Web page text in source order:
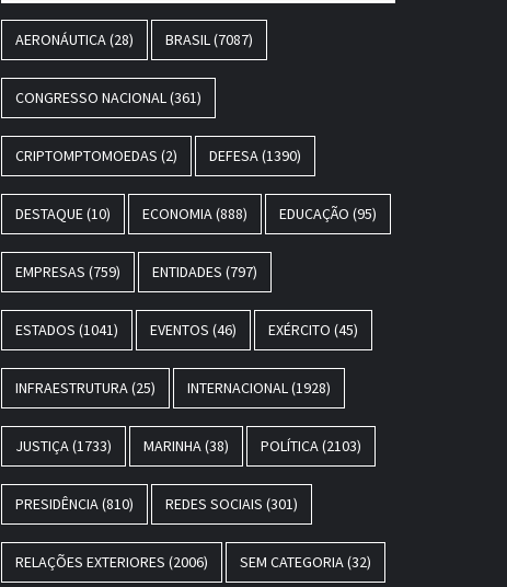
AERONÁUTICA (28) BRASIL (7087)
CONGRESSO NACIONAL (361)
CRIPTOMPTOMOEDAS (2) DEFESA (1390)
DESTAQUE(10) ECONOMIA (888) EDUCAÇÃO (95)
EMPRESAS (759) ENTIDADES (797)
ESTADOS (1041) EVENTOS (46) EXÉRCITO (45)
INFRAESTRUTURA (25) INTERNACIONAL (1928)
JUSTIÇA (1733) MARINHA (38) POLÍTICA (2103)
PRESIDÊNCIA (810) REDES SOCIAIS (301)
RELAÇÕES EXTERIORES (2006) SEM CATEGORIA (32)